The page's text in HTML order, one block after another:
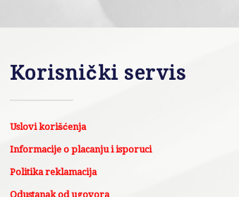
Korisnički servis
Uslovi korišćenja
Informacije o placanju i isporuci
Politika reklamacija
Odustanak od ugovora